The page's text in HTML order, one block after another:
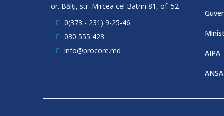
or. Bălţi, str. Mircea cel Batrin 81, of. 52
0(373 - 231) 9-25-46
030 555 423
info@procore.md
AIPA
ANSA